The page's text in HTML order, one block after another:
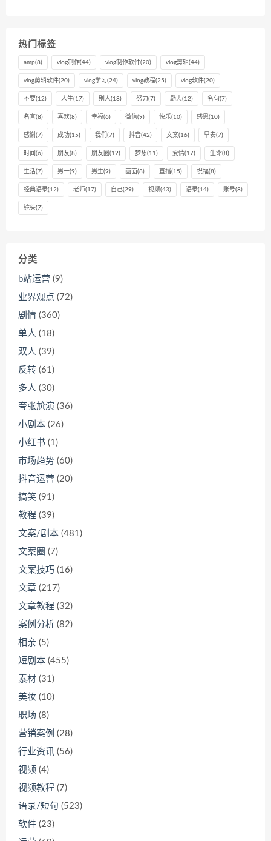
热门标签
amp(8) vlog制作(44) vlog制作软件(20) vlog剪辑(44)
vlog剪辑软件(20) vlog学习(24) vlog教程(25) vlog软件(20)
不要(12) 人生(17) 别人(18) 努力(7) 励志(12) 名句(7)
名言 (8) 喜欢(8) 幸福(6) 微信(9) 快乐(10) 感恩(10)
感谢(7) 成功(15) 我们 (7) 抖音(42) 文案(16) 早安(7)
时间 (6) 朋友(8) 朋友圈 (12) 梦想(11) 爱情(17) 生命(8)
生活(7) 男一(9) 男生(9) 画面(8) 直播(15) 祝福(8)
经典语录(12) 老师(17) 自己(29) 视频(43) 语录(14) 账号(8)
镜头(7)
分类
b站运营 (9)
业界观点 (72)
剧情 (360)
单人 (18)
双人 (39)
反转 (61)
多人 (30)
夸张尬演 (36)
小剧本 (26)
小红书 (1)
市场趋势 (60)
抖音运营 (20)
搞笑 (91)
教程 (39)
文案/剧本 (481)
文案圈 (7)
文案技巧 (16)
文章 (217)
文章教程 (32)
案例分析 (82)
相亲 (5)
短剧本 (455)
素材 (31)
美妆 (10)
职场 (8)
营销案例 (28)
行业资讯 (56)
视频 (4)
视频教程 (7)
语录/短句 (523)
软件 (23)